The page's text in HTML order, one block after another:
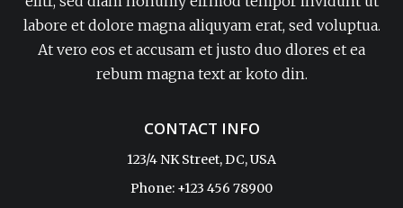
labore et dolore magna aliquyam erat, sed voluptua.
At vero eos et accusam et justo duo dlores et ea
rebum magna text ar koto din.
CONTACT INFO
123/4 NK Street, DC, USA
Phone: +123 456 78900